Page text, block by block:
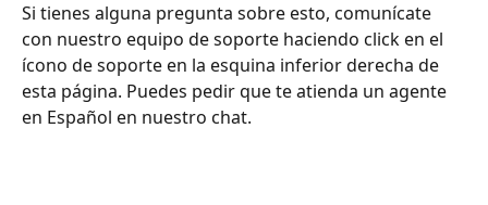
Si tienes alguna pregunta sobre esto, comunícate
con nuestro equipo de soporte haciendo click en el
ícono de soporte en la esquina inferior derecha de
esta página. Puedes pedir que te atienda un agente
en Español en nuestro chat.